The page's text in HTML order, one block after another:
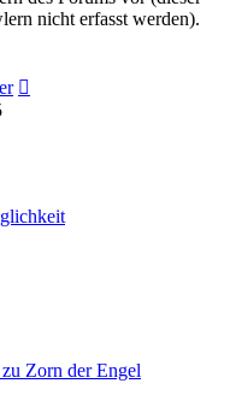
nicht erfasst werden).
Zorn der Engel